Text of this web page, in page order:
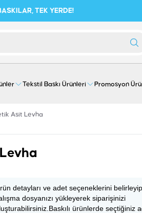
TEK YERDE!
Tekstil Baskı Ürünleri Promosyon
Asit Levha
detayları ve adet seçeneklerini belirleyip
dosyanızı yükleyerek siparişinizi
ürünlerde seçtiğiniz